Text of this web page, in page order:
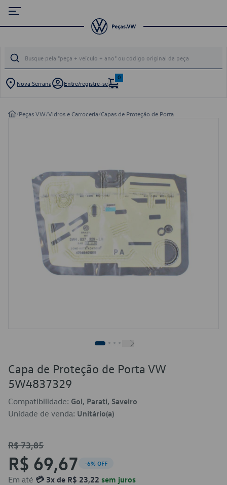
Nova Serrana Entre/registre-se
0
/Peças VW/Vidros e Carroceria/Capas de Proteção de Porta
Capa de Proteção de Porta VW
5W4837329
Compatibilidade: Gol, Parati, Saveiro
Unidade de venda: Unitário(a)
R$ 73,85
R$ 69,67 -6% OFF
Em até 💳 3x de R$ 23,22 sem juros